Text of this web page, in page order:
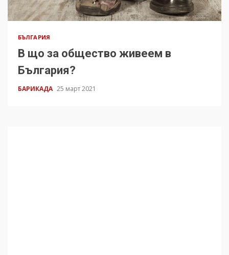
БЪЛГАРИЯ
В що за общество живеем в
България?
БАРИКАДА 25 март 2021